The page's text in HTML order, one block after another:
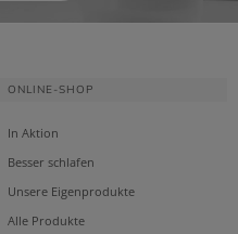
ONLINE-SHOP
In Aktion
Besser schlafen
Unsere Eigenprodukte
Alle Produkte